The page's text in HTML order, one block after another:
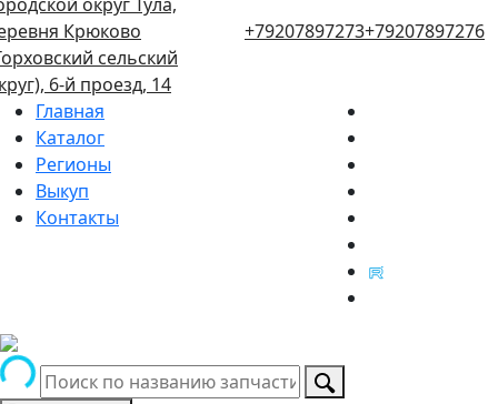
Крюково
сельский
6-й проезд, 14
+79207897273+79207897276
Главная
Каталог
Регионы
Выкуп
Контакты